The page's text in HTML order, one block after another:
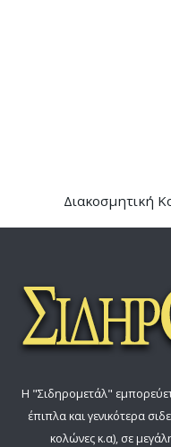
Διακοσμητική
Η "Σιδηρομετάλ"
έπιπλα και γενικότερα
κολώνες κ.α), σε